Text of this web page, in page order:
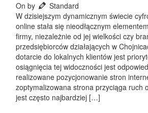
On by
Standard
W dzisiejszym dynamicznym świecie
online stała się nieodłącznym
firmy, niezależnie od jej wielkości czy
przedsiębiorców działających w
dotarcie do lokalnych klientów jest
osiągnięcia tej widoczności jest
realizowane pozycjonowanie stron
zoptymalizowana strona przyciąga ruch
jest często najbardziej […]